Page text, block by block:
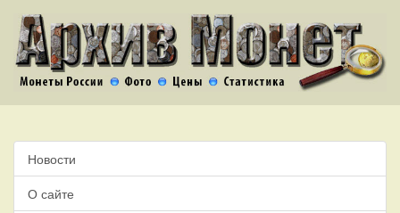
Новости
О сайте